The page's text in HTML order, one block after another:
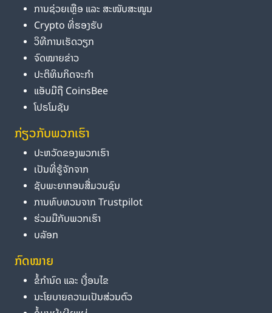
ການຊ່ວຍເຫຼືອ ແລະ ສະໜັບສະໜູນ
Crypto ທີ່ຮອງຮັບ
ວິທີການເຮັດວຽກ
ຈົດໝາຍຂ່າວ
ປະຕິທິນກິດຈະກຳ
ແອັບມືຖື CoinsBee
ໂປຣໂມຊັນ
ກ່ຽວກັບພວກເຮົາ
ປະຫວັດຂອງພວກເຮົາ
ເປັນທີ່ຮູ້ຈັກຈາກ
ຊັບພະຍາກອນສື່ມວນຊົນ
ການທົບທວນຈາກ Trustpilot
ຮ່ວມມືກັບພວກເຮົາ
ບລັອກ
ກົດໝາຍ
ຂໍ້ກຳນົດ ແລະ ເງື່ອນໄຂ
ນະໂຍບາຍຄວາມເປັນສ່ວນຕົວ